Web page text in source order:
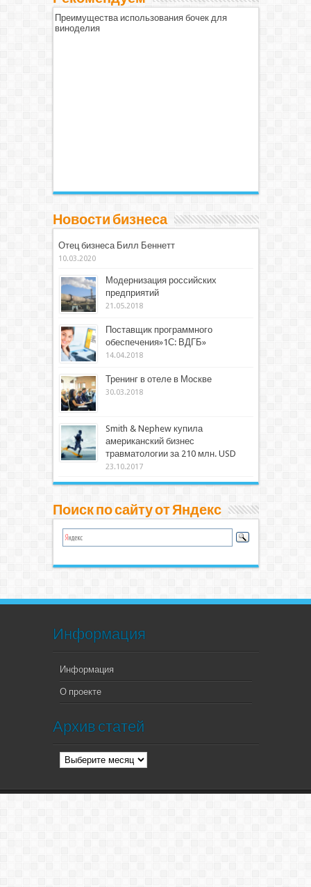
Преимущества использования бочек для
виноделия
Новости бизнеса
Отец бизнеса Билл Беннетт
10.03.2020
Модернизация российских
предприятий
21.05.2018
Поставщик программного
обеспечения»1С: ВДГБ»
14.04.2018
Тренинг в отеле в Москве
30.03.2018
Smith & Nephew купила
американский бизнес
травматологии за 210 млн. USD
23.10.2017
Поиск по сайту от Яндекс
Информация
Информация
О проекте
Архив статей
Архив
статей